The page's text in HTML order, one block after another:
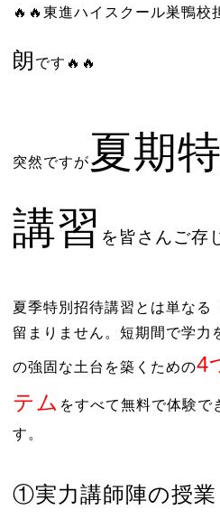
🔥🔥東進ハイスクール巣鴨校
朗 です🔥🔥
突然ですが夏期
講習 を皆さんご存
夏季特別招待講習とは単なる
留まりません。短期間で学力
の強固な土台を築くための4
テム をすべて無料で体験で
す。
①実力講師陣の授業